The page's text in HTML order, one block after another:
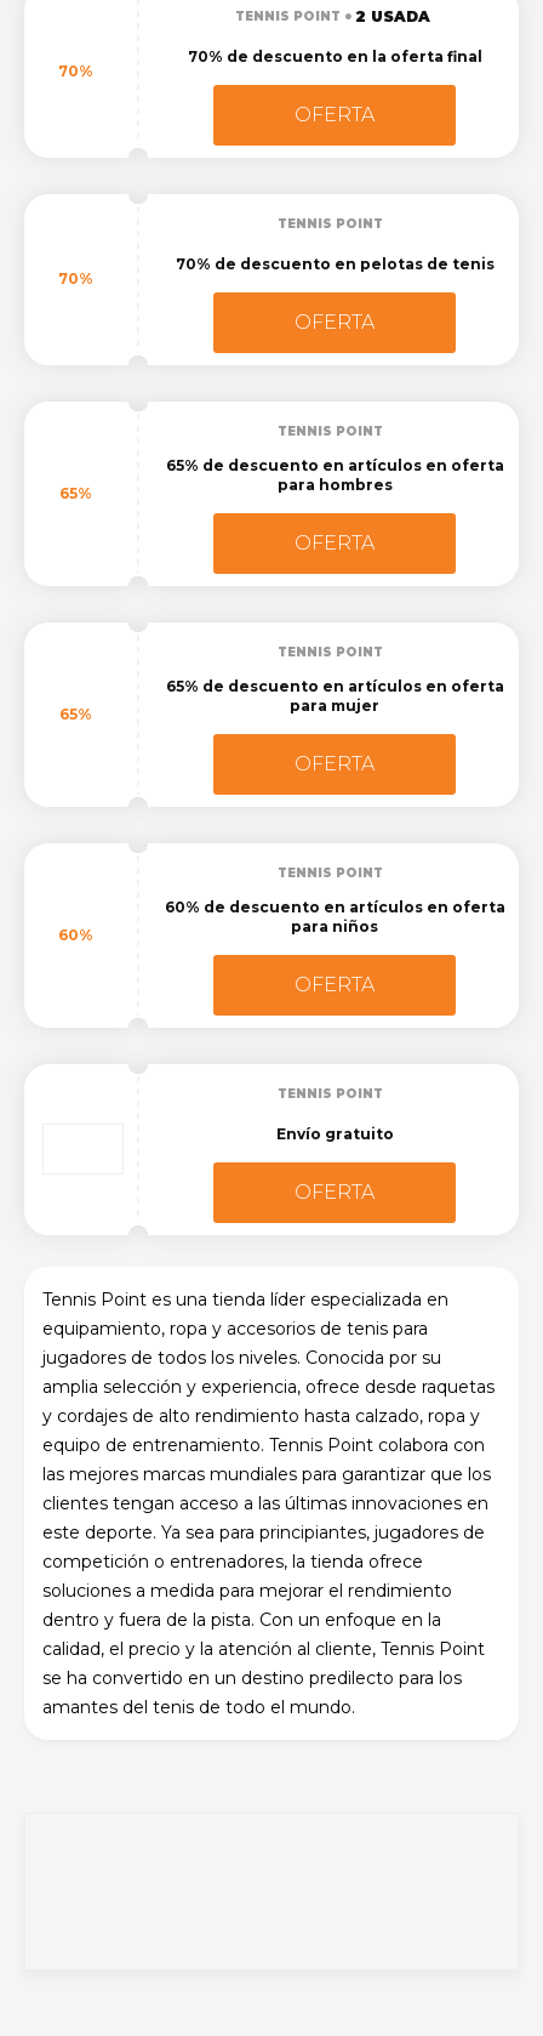
70%
TENNIS POINT 2 USADA
70% de descuento en la oferta final
OFERTA
70%
TENNIS POINT
70% de descuento en pelotas de tenis
OFERTA
65%
TENNIS POINT
65% de descuento en artículos en oferta
para hombres
OFERTA
65%
TENNIS POINT
65% de descuento en artículos en oferta
para mujer
OFERTA
60%
TENNIS POINT
60% de descuento en artículos en oferta
para niños
OFERTA
TENNIS POINT
Envío gratuito
OFERTA
Tennis Point es una tienda líder especializada en
equipamiento, ropa y accesorios de tenis para
jugadores de todos los niveles. Conocida por su
amplia selección y experiencia, ofrece desde raquetas
y cordajes de alto rendimiento hasta calzado, ropa y
equipo de entrenamiento. Tennis Point colabora con
las mejores marcas mundiales para garantizar que los
clientes tengan acceso a las últimas innovaciones en
este deporte. Ya sea para principiantes, jugadores de
competición o entrenadores, la tienda ofrece
soluciones a medida para mejorar el rendimiento
dentro y fuera de la pista. Con un enfoque en la
calidad, el precio y la atención al cliente, Tennis Point
se ha convertido en un destino predilecto para los
amantes del tenis de todo el mundo.